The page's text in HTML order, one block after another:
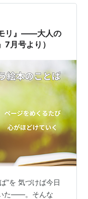
モリ』——大人の
月号より）
”を 気づけば今日
た——。そんな